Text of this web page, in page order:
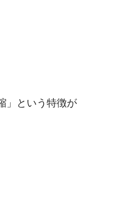
」という特徴が